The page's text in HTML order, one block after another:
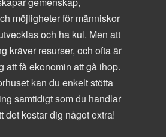
möjligheter för människor
och ha kul. Men att
kräver resurser, och ofta är
att få ekonomin att gå ihop.
kan du enkelt stötta
samtidigt som du handlar
det kostar dig något extra!